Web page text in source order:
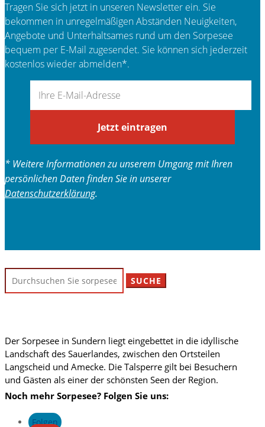
Tragen Sie sich jetzt in unseren Newsletter ein. Sie
bekommen in unregelmäßigen Abständen Neuigkeiten,
Angebote und Unterhaltsames rund um den Sorpesee
bequem per E-Mail zugesendet. Sie können sich jederzeit
kostenlos wieder abmelden*.
Jetzt eintragen
* Weitere Informationen zu unserem Umgang mit Ihren
persönlichen Daten finden Sie in unserer
Datenschutzerklärung.
nach:
Der Sorpesee in Sundern liegt eingebettet in die idyllische
Landschaft des Sauerlandes, zwischen den Ortsteilen
Langscheid und Amecke. Die Talsperre gilt bei Besuchern
und Gästen als einer der schönsten Seen der Region.
Noch mehr Sorpesee? Folgen Sie uns:
Folgen